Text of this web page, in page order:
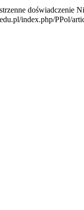
index.php/PPol/